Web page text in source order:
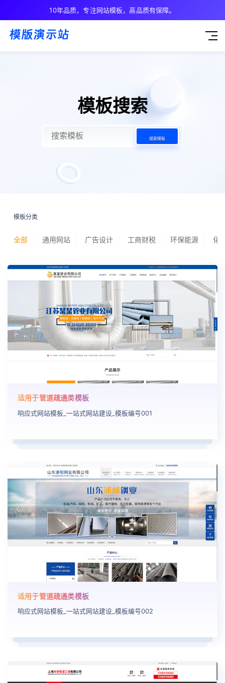
10年品质，专注网站模板，高品质有保障。
模板搜索
搜索模板
模板分类
全部 通用网站 广告设计 工商财税 环保能源 化
适用于管道疏通类模板
响应式网站模板_一站式网站建设_模板编号001
适用于管道疏通类模板
响应式网站模板_一站式网站建设_模板编号002